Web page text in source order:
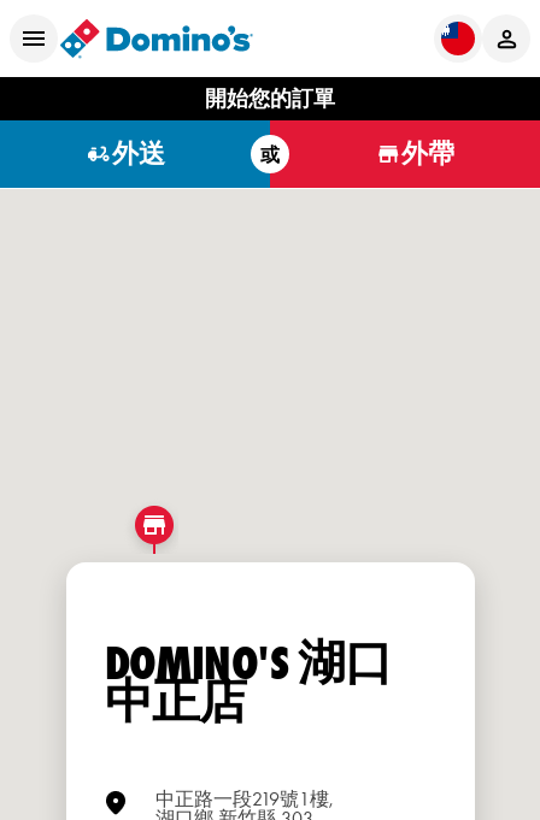
開始您的訂單
外送 或 外帶
DOMINO'S 湖口
中正店
中正路一段219號1樓,